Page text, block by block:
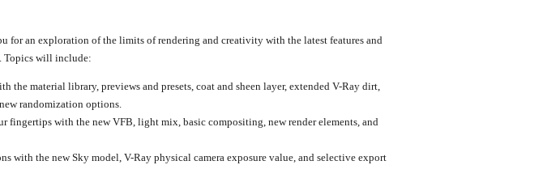
for an exploration of the limits of rendering and creativity with the latest features and
Topics will include:
the material library, previews and presets, coat and sheen layer, extended V-Ray dirt,
randomization options.
fingertips with the new VFB, light mix, basic compositing, new render elements, and
with the new Sky model, V-Ray physical camera exposure value, and selective export